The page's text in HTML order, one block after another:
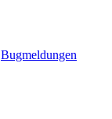
Bugmeldungen